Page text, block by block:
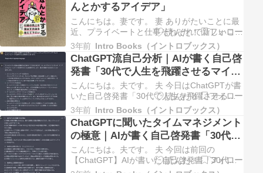
マに、ChatGPTがどんな回答をするのか、非
常に楽しみです。 …
んとかするアイデア」
こんにちは。妻です。 妻 ありがたいことに最
近、プライベートと仕事それぞれで新しいこと
を学んでいます。本を読む時間がなかなか取れ
ずで夫の更新が目立ちますが、そんな忙しいわ
たしでもサクッと読めて勉強にもなったタイパ
抜群の本を今日は紹介したいと思います。 わ
たし妻がタイムパフォーマン…
3年前 Intro Books（イントロブックス）
ChatGPT流自己分析｜AIが書く自己啓
発書「30代で人生を飛躍させるマイン
ドセット」Part3
こんにちは。夫です。 夫 今日はChatGPTが書
いた自己啓発書「30代で人生を飛躍させるマ
インドセット」のPart3で、効果的な人間関係
の築き方とチームマネジメントを紹介します。
Part1ではChatGPTにどう質問すればいい自己
啓発書を書いてくれるのか、僕の試行錯誤と質
問内…
3年前 Intro Books（イントロブックス）
ChatGPTに聞いたタイムマネジメント
の極意｜AIが書く自己啓発書「30代で
人生を飛躍させるマインドセット」
Part2
こんにちは。夫です。 夫 今回は前回の
【ChatGPT】AIが書いた自己啓発書「30代で
人生を飛躍させるマインドセット」第一章の続